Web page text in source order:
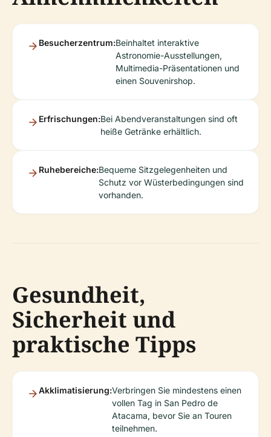
Besucherzentrum:Beinhaltet interaktive
Astronomie-Ausstellungen,
Multimedia-Präsentationen und
einen Souvenirshop.
Erfrischungen:Bei Abendveranstaltungen sind oft
heiße Getränke erhältlich.
Ruhebereiche:Bequeme Sitzgelegenheiten und
Schutz vor Wüsterbedingungen sind
vorhanden.
Gesundheit,
Sicherheit und
praktische Tipps
Akklimatisierung:Verbringen Sie mindestens einen
vollen Tag in San Pedro de
Atacama, bevor Sie an Touren
teilnehmen.